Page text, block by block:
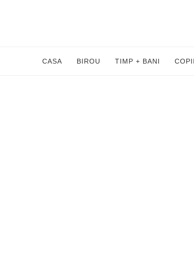
CASA BIROU TIMP + BANI COPII